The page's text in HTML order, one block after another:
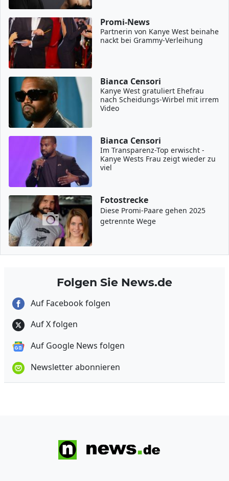
Promi-News
Partnerin von Kanye West beinahe
nackt bei Grammy-Verleihung
Bianca Censori
Kanye West gratuliert Ehefrau
nach Scheidungs-Wirbel mit irrem
Video
Bianca Censori
Im Transparenz-Top erwischt -
Kanye Wests Frau zeigt wieder zu
viel
Fotostrecke
Diese Promi-Paare gehen 2025
getrennte Wege
Folgen Sie News.de
Auf Facebook folgen
Auf X folgen
Auf Google News folgen
Newsletter abonnieren